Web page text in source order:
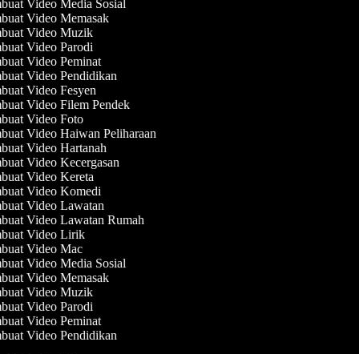
Video Media Sosial
Video Memasak
Video Muzik
Video Parodi
Video Peminat
Video Pendidikan
Video Fesyen
Video Filem Pendek
Video Foto
Video Haiwan Peliharaan
Video Hartanah
Video Kecergasan
Video Kereta
Video Komedi
Video Lawatan
Video Lawatan Rumah
Video Lirik
Video Mac
Video Media Sosial
Video Memasak
Video Muzik
Video Parodi
Video Peminat
Video Pendidikan